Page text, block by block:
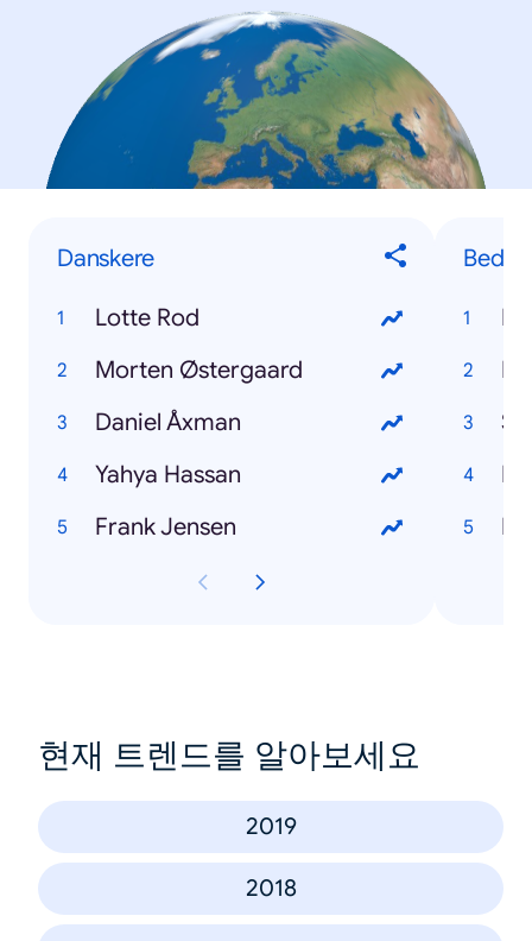
Danskere
Lotte Rod
Morten Østergaard
Daniel Åxman
Yahya Hassan
Frank Jensen
현재 트렌드를 알아보세요
2019
2018